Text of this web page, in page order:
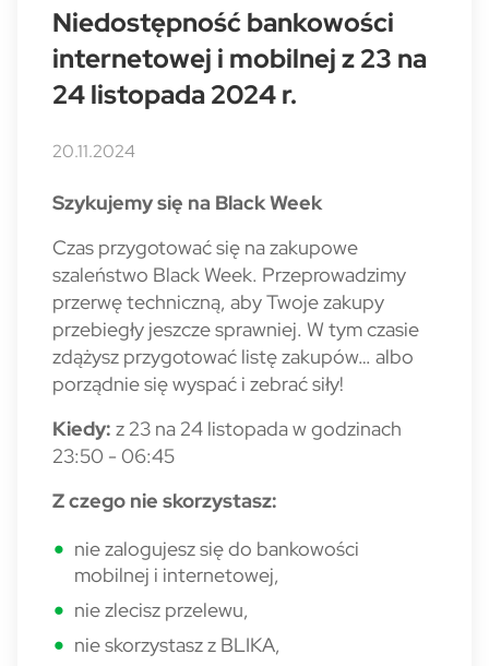
Niedostępność bankowości
internetowej i mobilnej z 23 na
24 listopada 2024 r.
20.11.2024
Szykujemy się na Black Week
Czas przygotować się na zakupowe
szaleństwo Black Week. Przeprowadzimy
przerwę techniczną, aby Twoje zakupy
przebiegły jeszcze sprawniej. W tym czasie
zdążysz przygotować listę zakupów… albo
porządnie się wyspać i zebrać siły!
Kiedy: z 23 na 24 listopada w godzinach
23:50 - 06:45
Z czego nie skorzystasz:
nie zalogujesz się do bankowości
mobilnej i internetowej,
nie zlecisz przelewu,
nie skorzystasz z BLIKA,